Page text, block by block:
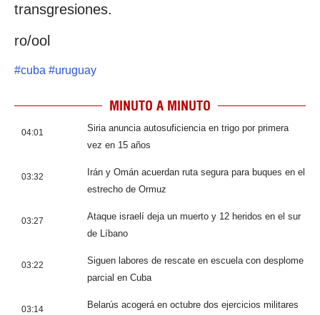
transgresiones.
ro/ool
#cuba #uruguay
MINUTO A MINUTO
04:01
Siria anuncia autosuficiencia en trigo por primera
vez en 15 años
03:32
Irán y Omán acuerdan ruta segura para buques en el
estrecho de Ormuz
03:27
Ataque israelí deja un muerto y 12 heridos en el sur
de Líbano
03:22
Siguen labores de rescate en escuela con desplome
parcial en Cuba
03:14 Belarús acogerá en octubre dos ejercicios militares